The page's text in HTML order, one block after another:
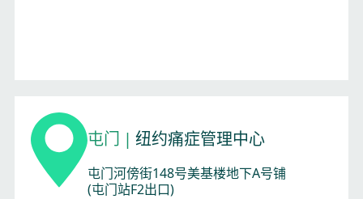
屯门 | 纽约痛症管理中心
屯门河傍街148号美基楼地下A号铺
(屯门站F2出口)